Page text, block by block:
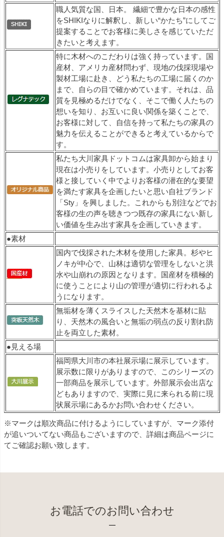
職人気質な国、日本。 繊細で豊かな日本の感性
をSHIKIなりに解釈し、新しい“かたち”にしてご
提案することでお客様に美しさを感じていただ
きたいと考えます。
特に木材へのこだわりは強く持っています。国
産材、アメリカ産材問わず、現地の伐採現場や
製材工場に赴き、どう私たちの工場に届くのか
まで、自らの目で確かめています。それは、品
質を見極めるだけでなく、そこで働く人たちの
想いを知り、お互いに良い関係を築くことで、
お客様に対して、自信を持って私たちの家具の
魅力を伝えることができると考えているからで
す。
私たち大川家具ドットコムは家具卸から始まり
現在は小売りをしています。小売りとしてお客
様と接していく中でよりお客様の潜在的な要望
を満たす家具を企画したいと思い自社ブランド
「Sty」を興しました。これからも別注などでお
客様の生の声を聴きつつ既存の家具にない新し
い価値を生み出す家具を企画していきます。
●素材
国内で伐採された木材を使用した家具。杉やヒ
ノキが中心で、山林は適切な管理をしないと洪
水や山崩れの原因となります。国産材を積極的
に使うことにより山の管理が適切に行われるよ
うになります。
無垢材を薄くスライスした天然木を基材に貼
り、天然木の風合いと無垢の弱点の反り割れ防
止を両立した素材。
●見える場
福岡県大川市の本社展示場に展示しています。
展示数に限りがありますので、このシリーズの
一部商品を展示しています。外部展示会出店な
どもありますので、実際に見に来られる前に現
状展示場にあるかお問い合わせください。
※マークは順次商品に付けるようにしていますが、マーク添付
が追いついてない商品もございますので、詳細は商品ページに
てご確認お願い致します。
お電話でのお問い合わせ